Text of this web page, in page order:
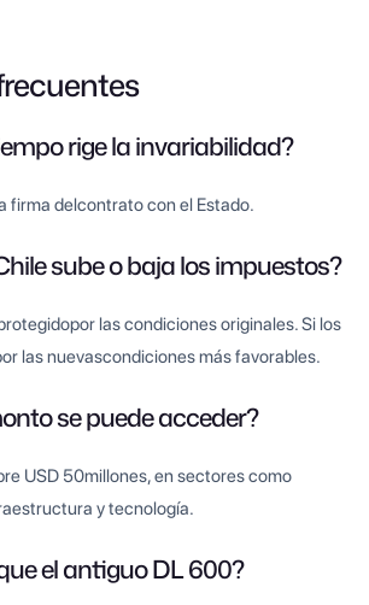
rige la invariabilidad?
firma delcontrato con el Estado.
sube o baja los impuestos?
las condiciones originales. Si los
las nuevascondiciones más favorables.
se puede acceder?
USD 50millones, en sectores como
y tecnología.
el antiguo DL 600?